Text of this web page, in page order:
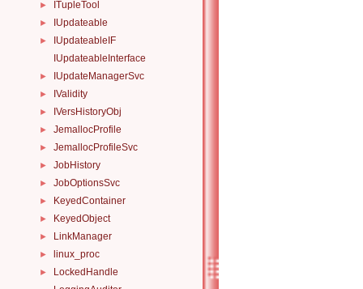
► ITupleTool
► IUpdateable
►
IUpdateableIF
IUpdateableInterface
► IUpdateManagerSvc
► IValidity
► IVersHistoryObj
► JemallocProfile
► JemallocProfileSvc
► JobHistory
► JobOptionsSvc
► KeyedContainer
► KeyedObject
► LinkManager
► linux_proc
►
LockedHandle